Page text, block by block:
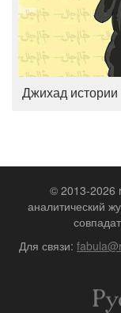
Джихад истории
© 2013-2026
аналитический
Для связи: